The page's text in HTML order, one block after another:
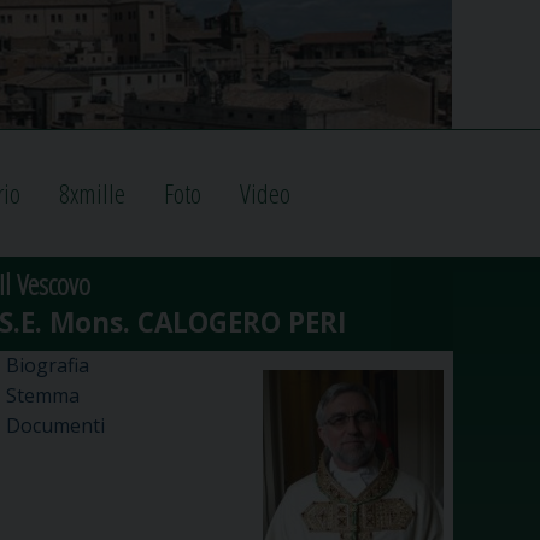
8xmille Foto Video
Il Vescovo
Biografia
Stemma
Documenti